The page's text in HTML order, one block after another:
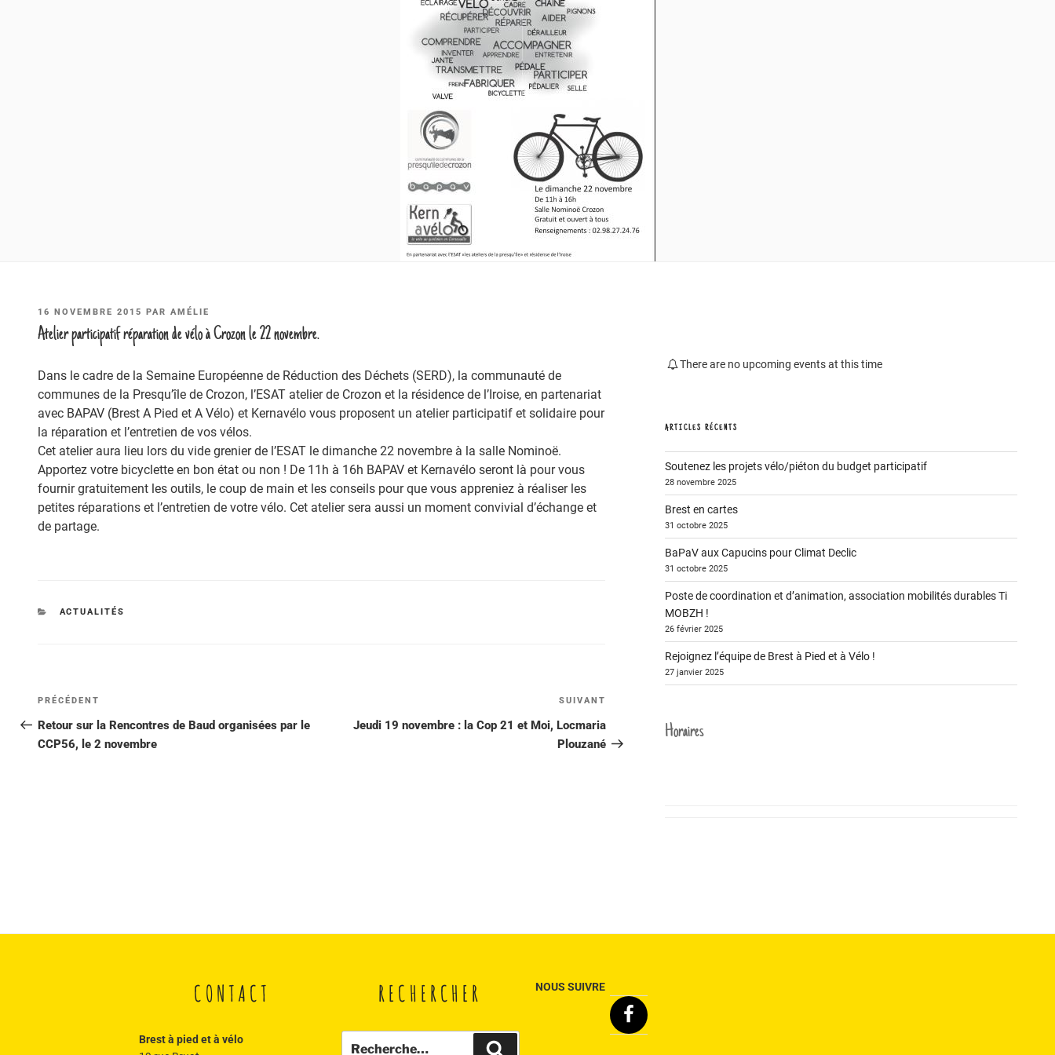
PUBLIÉ
LE
16 NOVEMBRE 2015 PAR AMÉLIE
Atelier participatif réparation de vélo à Crozon le 22 novembre.
Dans le cadre de la Semaine Européenne de Réduction des Déchets (SERD), la communauté de
communes de la Presqu’île de Crozon, l’ESAT atelier de Crozon et la résidence de l’Iroise, en partenariat
avec BAPAV (Brest A Pied et A Vélo) et Kernavélo vous proposent un atelier participatif et solidaire pour
la réparation et l’entretien de vos vélos.
Cet atelier aura lieu lors du vide grenier de l’ESAT le dimanche 22 novembre à la salle Nominoë.
Apportez votre bicyclette en bon état ou non ! De 11h à 16h BAPAV et Kernavélo seront là pour vous
fournir gratuitement les outils, le coup de main et les conseils pour que vous appreniez à réaliser les
petites réparations et l’entretien de votre vélo. Cet atelier sera aussi un moment convivial d’échange et
de partage.
CATÉGORIES
ACTUALITÉS
Navigation
de
l’article
Article
précédent
PRÉCÉDENT
Retour sur la Rencontres de Baud organisées par le
CCP56, le 2 novembre
suivant
SUIVANT
Jeudi 19 novembre : la Cop 21 et Moi, Locmaria
Plouzané
There are no upcoming events at this time
ARTICLES RÉCENTS
Soutenez les projets vélo/piéton du budget participatif
28 novembre 2025
Brest en cartes
31 octobre 2025
BaPaV aux Capucins pour Climat Declic
31 octobre 2025
Poste de coordination et d’animation, association mobilités durables Ti
MOBZH !
26 février 2025
Rejoignez l’équipe de Brest à Pied et à Vélo !
27 janvier 2025
Horaires
CONTACT
Brest à pied et à vélo
RECHERCHER NOUS SUIVRE
Facebook